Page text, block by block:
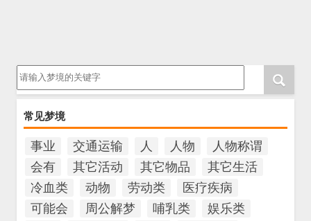
常见梦境
事业 交通运输 人 人物
人物称谓
会有
其它活动 其它物品
其它生活
冷血类
动物 劳动类
医疗疾病
可能会
周公解梦 哺乳类
娱乐类